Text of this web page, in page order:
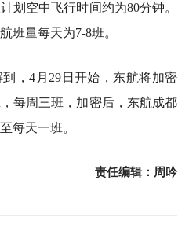
划空中飞行时间约为80分钟。
班量每天为7-8班。
，4月29日开始，东航将加密
每周三班，加密后，东航成都
每天一班。
责任编辑：周吟